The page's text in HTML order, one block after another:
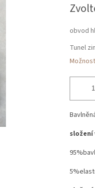
cena:
obvod
Tunel